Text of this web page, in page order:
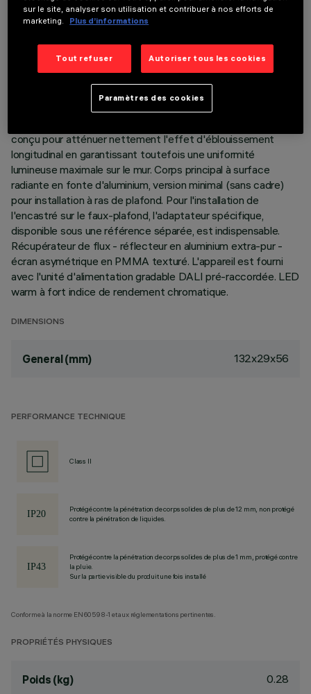
Appareil miniaturisé linéaire encastrable pour sources LED,
système optique breveté garantit une émission homogène et
efficace sur le mur, en évitant les zones d'ombre à proximité
conçu pour atténuer nettement l'effet d'éblouissement
longitudinal en garantissant toutefois une uniformité
lumineuse maximale sur le mur. Corps principal à surface
radiante en fonte d'aluminium, version minimal (sans cadre)
pour installation à ras de plafond. Pour l'installation de
l'encastré sur le faux-plafond, l'adaptateur spécifique,
disponible sous une référence séparée, est indispensable.
Récupérateur de flux - réflecteur en aluminium extra-pur -
écran asymétrique en PMMA texturé. L'appareil est fourni
avec l'unité d'alimentation gradable DALI pré-raccordée. LED
warm à fort indice de rendement chromatique.
DIMENSIONS
General (mm) 132x29x56
PERFORMANCE TECHNIQUE
Class II
Protégé contre la pénétration de corps solides de plus de 12 mm, non protégé
contre la pénétration de liquides.
Protégé contre la pénétration de corps solides de plus de 1 mm, protégé contre
la pluie.
Sur la partie visible du produit une fois installé
Conforme à la norme EN60598-1 et aux réglementations pertinentes.
PROPRIÉTÉS PHYSIQUES
Poids (kg) 0.28
sur le site, analyser son utilisation et contribuer à nos efforts de
marketing.
Plus d’informations
Tout refuser Autoriser tous les cookies
Paramètres des cookies